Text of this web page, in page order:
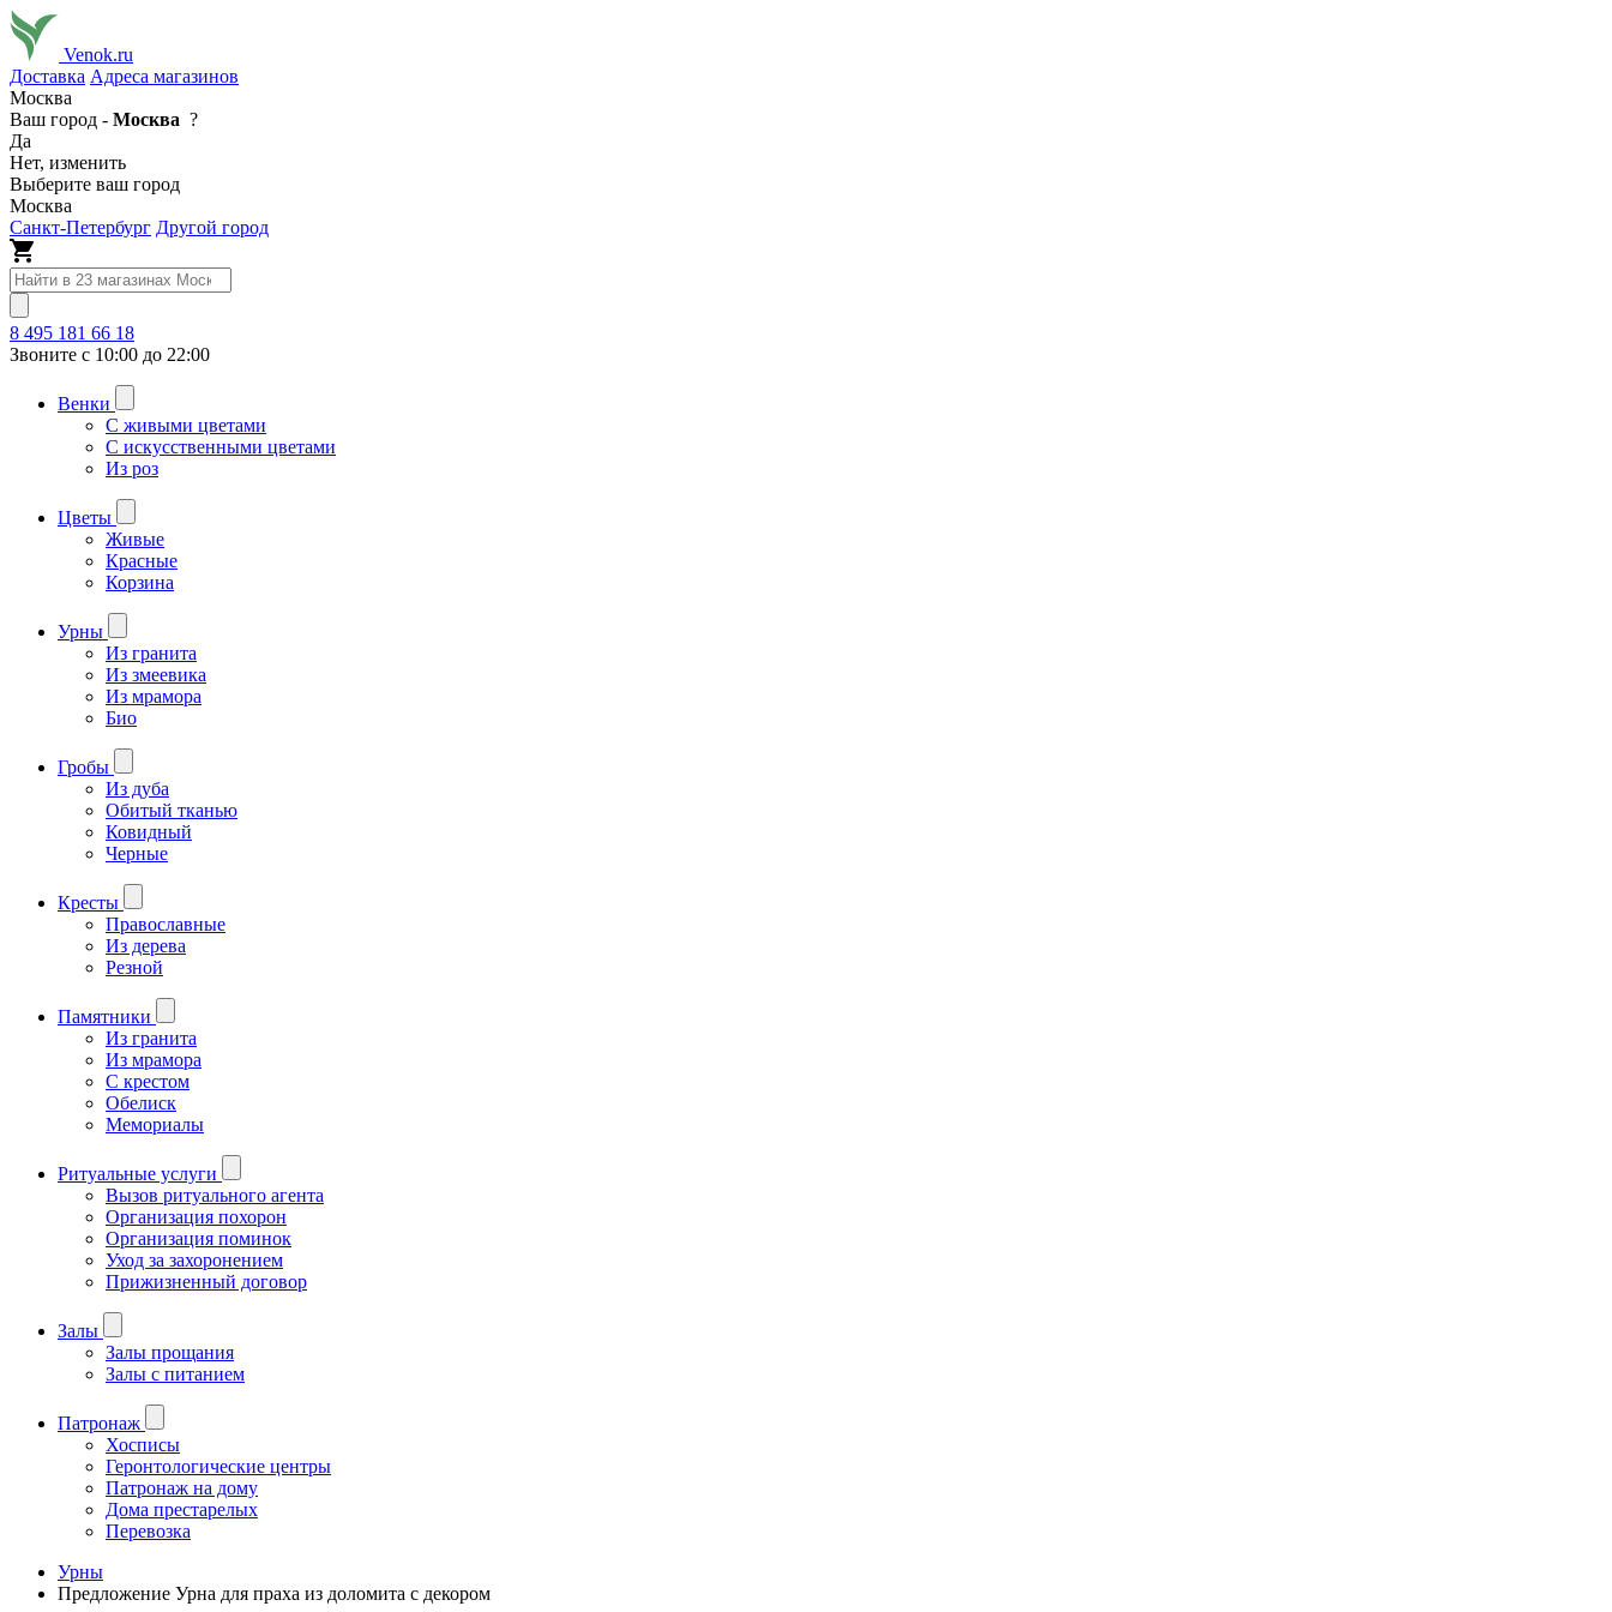
Venok.ru
Доставка Адреса магазинов
Москва
Ваш город - Москва ?
Да
Нет, изменить
Выберите ваш город
Москва
Санкт-Петербург Другой город
8 495 181 66 18
Звоните с 10:00 до 22:00
Венки
С живыми цветами
С искусственными цветами
Из роз
Цветы
Живые
Красные
Корзина
Урны
Из гранита
Из змеевика
Из мрамора
Био
Гробы
Из дуба
Обитый тканью
Ковидный
Черные
Кресты
Православные
Из дерева
Резной
Памятники
Из гранита
Из мрамора
С крестом
Обелиск
Мемориалы
Ритуальные услуги
Вызов ритуального агента
Организация похорон
Организация поминок
Уход за захоронением
Прижизненный договор
Залы
Залы прощания
Залы с питанием
Патронаж
Хосписы
Геронтологические центры
Патронаж на дому
Дома престарелых
Перевозка
Урны
Предложение Урна для праха из доломита с декором